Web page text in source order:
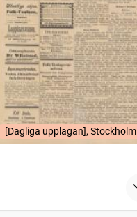
[Dagliga upplagan], Stockholm